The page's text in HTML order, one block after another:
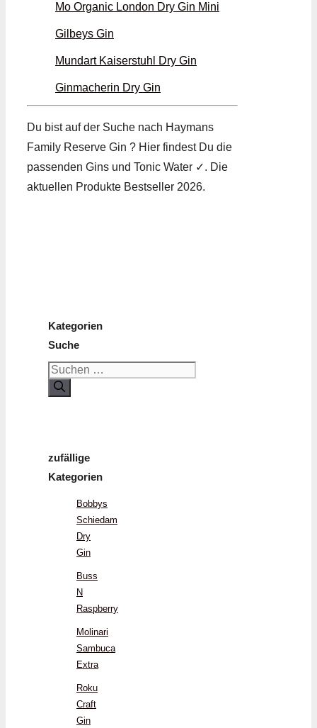
Mo Organic London Dry Gin Mini
Gilbeys Gin
Mundart Kaiserstuhl Dry Gin
Ginmacherin Dry Gin
Du bist auf der Suche nach Haymans
Family Reserve Gin ? Hier findest Du die
passenden Gins und Tonic Water ✓. Die
aktuellen Produkte Bestseller 2026.
Kategorien
Suche
Suchen
nach:
zufällige
Kategorien
Bobbys
Schiedam
Dry
Gin
Buss
N
Raspberry
Molinari
Sambuca
Extra
Roku
Craft
Gin